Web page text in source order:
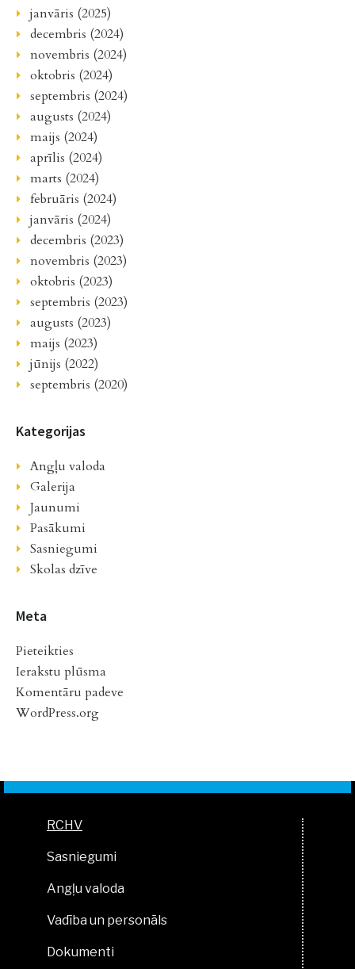
janvāris (2025)
decembris (2024)
novembris (2024)
oktobris (2024)
septembris (2024)
augusts (2024)
maijs (2024)
aprīlis (2024)
marts (2024)
februāris (2024)
janvāris (2024)
decembris (2023)
novembris (2023)
oktobris (2023)
septembris (2023)
augusts (2023)
maijs (2023)
jūnijs (2022)
septembris (2020)
Kategorijas
Angļu valoda
Galerija
Jaunumi
Pasākumi
Sasniegumi
Skolas dzīve
Meta
Pieteikties
Ierakstu plūsma
Komentāru padeve
WordPress.org
RCHV
Sasniegumi
Angļu valoda
Vadība un personāls
Dokumenti